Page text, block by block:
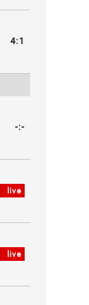
4:1
-:-
live
live